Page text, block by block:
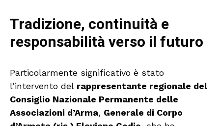
Tradizione, continuità e
responsabilità verso il futuro
Particolarmente significativo è stato
l’intervento del rappresentante regionale del
Consiglio Nazionale Permanente delle
Associazioni d’Arma, Generale di Corpo